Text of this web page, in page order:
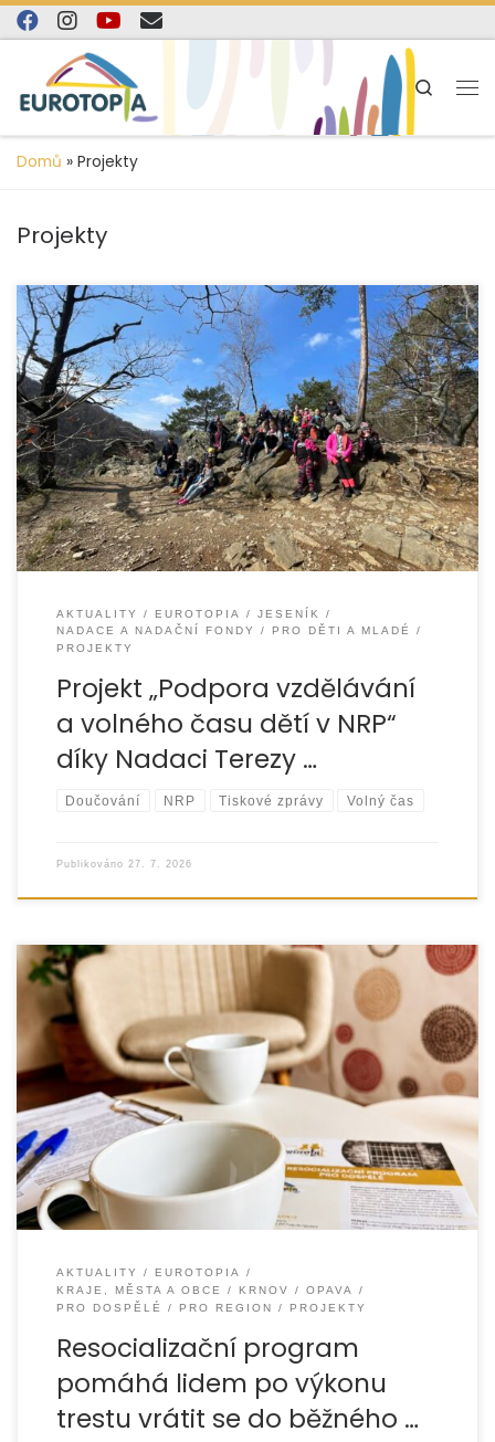
content
Skip to content
Search
Domů » Projekty
Projekty
Organizace EUROTOPIA.CZ, o.p.s. úspěšně uzavřela
projekt zaměřený na podporu dětí vyrůstajících
v náhradní rodinné péči na Jesenicku a Krnovsku, který
finančně podpořila
AKTUALITY EUROTOPIA
JESENÍK
NADACE A NADAČNÍ FONDY
PRO DĚTI A MLADÉ
PROJEKTY
Projekt „Podpora vzdělávání
a volného času dětí v NRP“
díky Nadaci Terezy …
Doučování NRP Tiskové zprávy Volný čas
Publikováno 27. 7. 2026
Organizace EUROTOPIA.CZ, o. p. s., úspěšně pokračuje
v realizaci resocializačního programu v Opavě a v Krnově.
Jeho hlavním cílem je pomáhat dospělým lidem, kteří se
AKTUALITY
EUROTOPIA
KRAJE, MĚSTA A OBCE
KRNOV
OPAVA
PRO DOSPĚLÉ
PRO REGION PROJEKTY
Resocializační program
pomáhá lidem po výkonu
trestu vrátit se do běžného …